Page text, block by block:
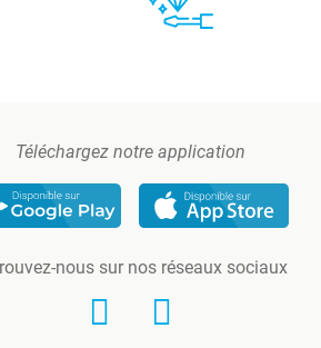
Téléchargez notre application
nous sur nos réseaux sociaux